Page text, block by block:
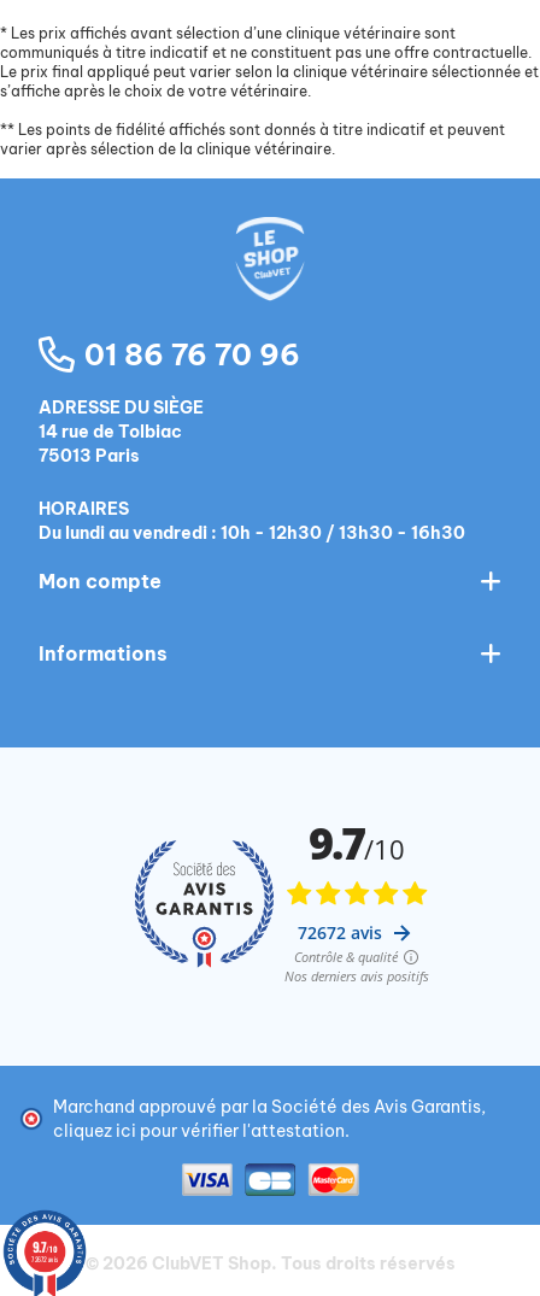
* Les prix affichés avant sélection d’une clinique vétérinaire sont
communiqués à titre indicatif et ne constituent pas une offre contractuelle.
Le prix final appliqué peut varier selon la clinique vétérinaire sélectionnée et
s’affiche après le choix de votre vétérinaire.
** Les points de fidélité affichés sont donnés à titre indicatif et peuvent
varier après sélection de la clinique vétérinaire.
01 86 76 70 96
ADRESSE DU SIÈGE
14 rue de Tolbiac
75013 Paris
HORAIRES
Du lundi au vendredi : 10h - 12h30 / 13h30 - 16h30
Mon compte
Informations
Marchand approuvé par la Société des Avis Garantis,
cliquez ici pour vérifier l'attestation.
© 2026 ClubVET Shop. Tous droits réservés
9.7/10
72672 avis